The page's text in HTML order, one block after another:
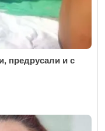
предрусали и с